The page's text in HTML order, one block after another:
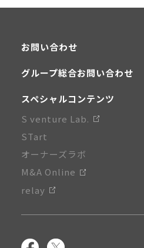
お問い合わせ
グループ総合お問い合わせ
スペシャルコンテンツ
S venture Lab.
STart
オーナーズラボ
M&A Online
relay